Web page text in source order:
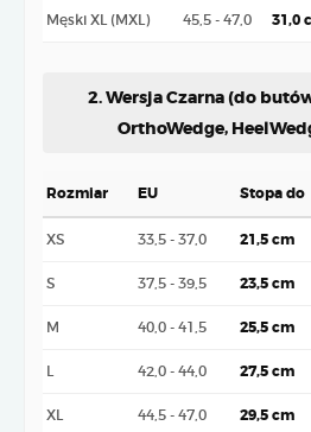
Męski XL (MXL) 45,5 - 47,0 31,0
2. Wersja Czarna (do
OrthoWedge,
Rozmiar EU Stopa do
XS 33,5 - 37,0 21,5 cm
S 37,5 - 39,5 23,5 cm
M 40,0 - 41,5 25,5 cm
L 42,0 - 44,0 27,5 cm
XL 44,5 - 47,0 29,5 cm